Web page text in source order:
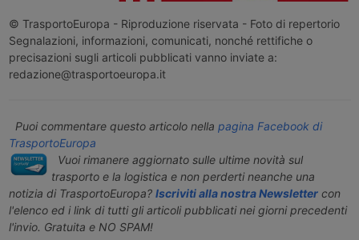
© TrasportoEuropa - Riproduzione riservata - Foto di repertorio
Segnalazioni, informazioni, comunicati, nonché rettifiche o
precisazioni sugli articoli pubblicati vanno inviate a:
redazione@trasportoeuropa.it
Puoi commentare questo articolo nella pagina Facebook di
TrasportoEuropa
Vuoi rimanere aggiornato sulle ultime novità sul
trasporto e la logistica e non perderti neanche una
notizia di TrasportoEuropa? Iscriviti alla nostra Newslettercon
l'elenco ed i link di tutti gli articoli pubblicati nei giorni precedenti
l'invio. Gratuita e NO SPAM!